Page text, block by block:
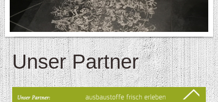
Unser Partner